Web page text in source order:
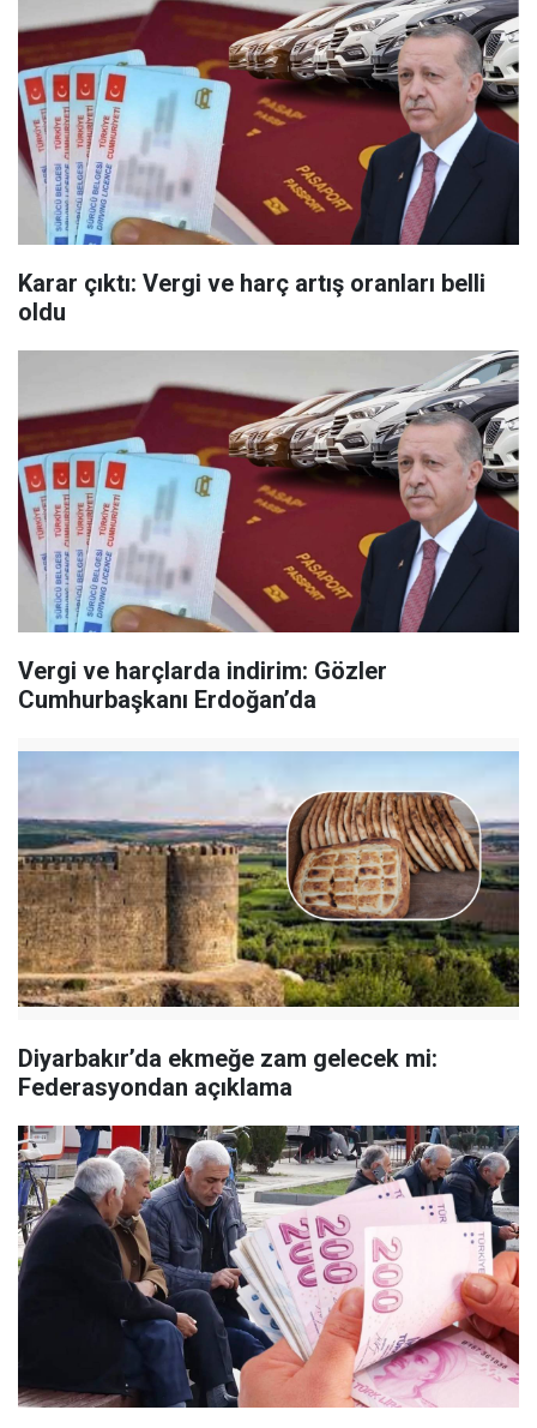
Karar çıktı: Vergi ve harç artış oranları belli
oldu
Vergi ve harçlarda indirim: Gözler
Cumhurbaşkanı Erdoğan’da
Diyarbakır’da ekmeğe zam gelecek mi:
Federasyondan açıklama